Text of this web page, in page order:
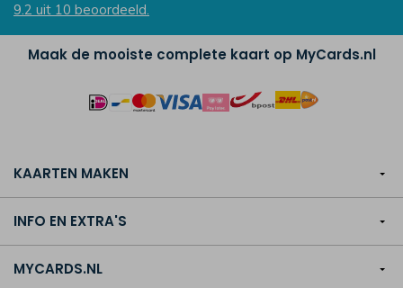
9.2 uit 10 beoordeeld.
Maak de mooiste complete kaart op MyCards.nl
KAARTEN MAKEN
INFO EN EXTRA'S
MYCARDS.NL